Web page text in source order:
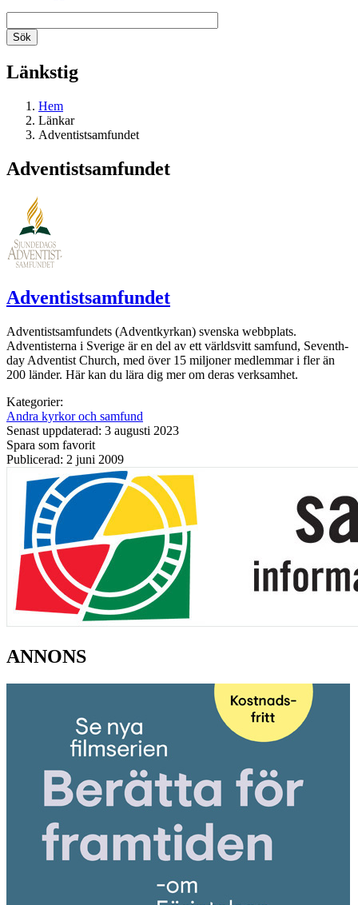
Länkstig
Hem
Länkar
Adventistsamfundet
Adventistsamfundet
Adventistsamfundet
Adventistsamfundets (Adventkyrkan) svenska webbplats.
Adventisterna i Sverige är en del av ett världsvitt samfund, Seventh-
day Adventist Church, med över 15 miljoner medlemmar i fler än
200 länder. Här kan du lära dig mer om deras verksamhet.
Kategorier:
Andra kyrkor och samfund
Senast uppdaterad: 3 augusti 2023
Spara som favorit
Publicerad: 2 juni 2009
ANNONS